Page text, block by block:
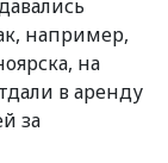
например,
на
в аренду
за